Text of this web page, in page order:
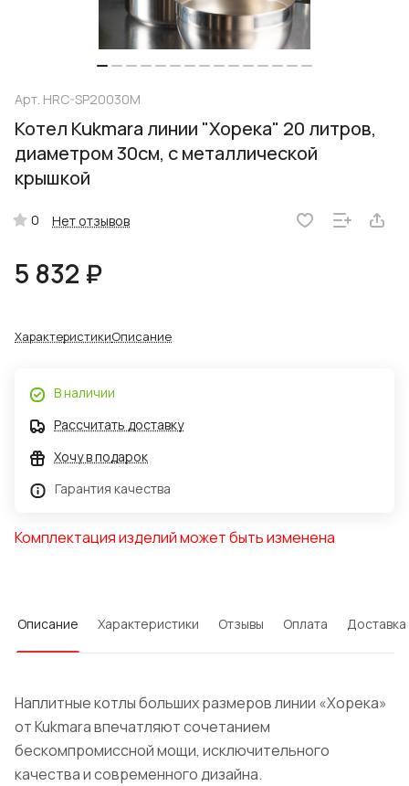
Арт. HRC-SP20030M
Котел Kukmara линии "Хорека" 20 литров,
диаметром 30см, с металлической
крышкой
0 Нет отзывов
5 832 ₽
ХарактеристикиОписание
В наличии
Рассчитать доставку
Хочу в подарок
Гарантия качества
Комплектация изделий может быть изменена
Описание Характеристики Отзывы Оплата Доставка
Наплитные котлы больших размеров линии «Хорека»
от Kukmara впечатляют сочетанием
бескомпромиссной мощи, исключительного
качества и современного дизайна.